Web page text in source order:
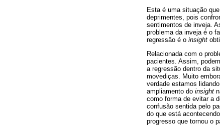
Esta é uma situação
deprimentes, pois
sentimentos de inveja.
problema da inveja é o
regressão é o insight
Relacionada com o
pacientes. Assim,
a regressão dentro da
movediças. Muito
verdade estamos
ampliamento do insight
como forma de evitar a
confusão sentida pelo
do que está
progresso que tornou o